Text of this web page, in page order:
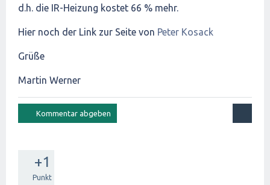
d.h. die IR-Heizung kostet 66 % mehr.
Hier noch der Link zur Seite von Peter Kosack
Grüße
Martin Werner
+1
Punkt